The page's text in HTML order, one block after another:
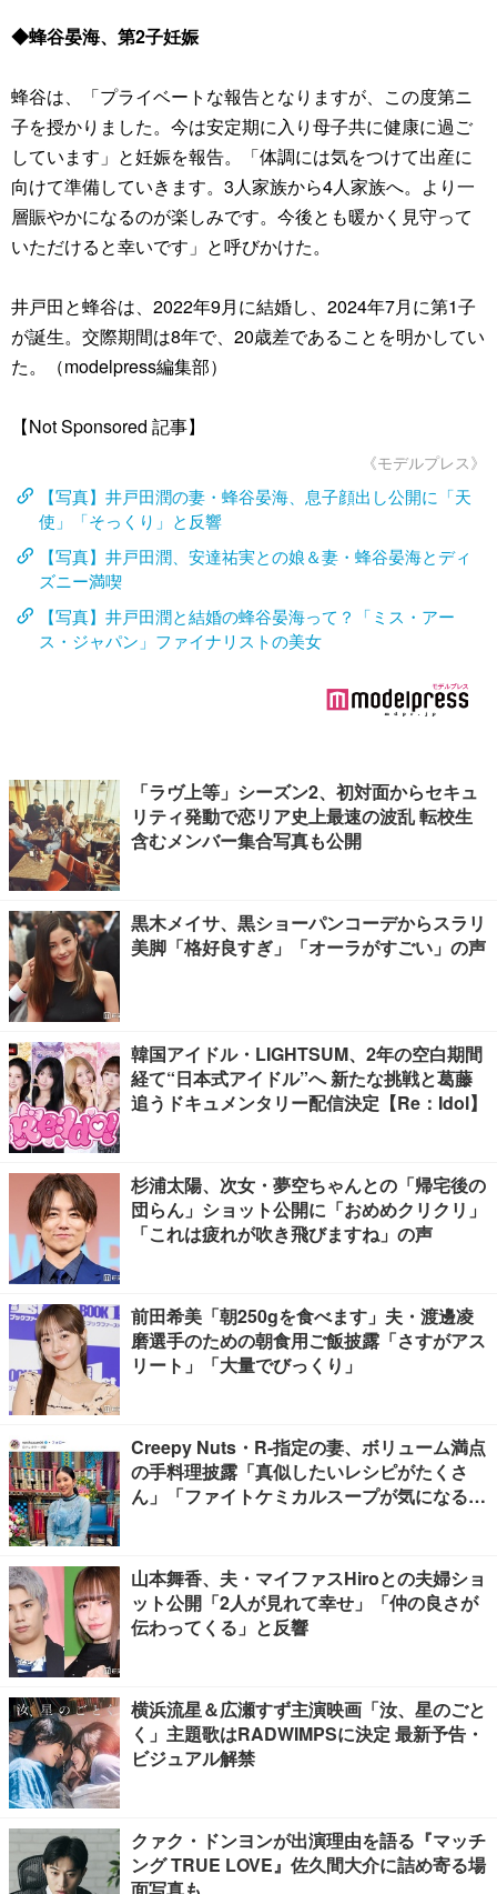
◆蜂谷晏海、第2子妊娠
蜂谷は、「プライベートな報告となりますが、この度第ニ
子を授かりました。今は安定期に入り母子共に健康に過ご
しています」と妊娠を報告。「体調には気をつけて出産に
向けて準備していきます。3人家族から4人家族へ。より一
層賑やかになるのが楽しみです。今後とも暖かく見守って
いただけると幸いです」と呼びかけた。
井戸田と蜂谷は、2022年9月に結婚し、2024年7月に第1子
が誕生。交際期間は8年で、20歳差であることを明かしてい
た。（modelpress編集部）
【Not Sponsored 記事】
《モデルプレス》
【写真】井戸田潤の妻・蜂谷晏海、息子顔出し公開に「天
使」「そっくり」と反響
【写真】井戸田潤、安達祐実との娘＆妻・蜂谷晏海とディ
ズニー満喫
【写真】井戸田潤と結婚の蜂谷晏海って？「ミス・アー
ス・ジャパン」ファイナリストの美女
「ラヴ上等」シーズン2、初対面からセキュ
リティ発動で恋リア史上最速の波乱 転校生
含むメンバー集合写真も公開
黒木メイサ、黒ショーパンコーデからスラリ
美脚「格好良すぎ」「オーラがすごい」の声
韓国アイドル・LIGHTSUM、2年の空白期間
経て“日本式アイドル”へ 新たな挑戦と葛藤
追うドキュメンタリー配信決定【Re：Idol】
杉浦太陽、次女・夢空ちゃんとの「帰宅後の
団らん」ショット公開に「おめめクリクリ」
「これは疲れが吹き飛びますね」の声
前田希美「朝250gを食べます」夫・渡邊凌
磨選手のための朝食用ご飯披露「さすがアス
リート」「大量でびっくり」
Creepy Nuts・R-指定の妻、ボリューム満点
の手料理披露「真似したいレシピがたくさ
ん」「ファイトケミカルスープが気になる」
山本舞香、夫・マイファスHiroとの夫婦ショ
ット公開「2人が見れて幸せ」「仲の良さが
伝わってくる」と反響
横浜流星＆広瀬すず主演映画「汝、星のごと
く」主題歌はRADWIMPSに決定 最新予告・
ビジュアル解禁
クァク・ドンヨンが出演理由を語る『マッチ
ング TRUE LOVE』佐久間大介に詰め寄る場